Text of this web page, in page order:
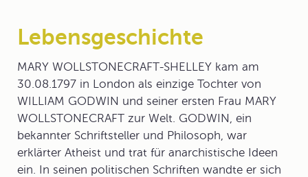
Lebensgeschichte
MARY WOLLSTONECRAFT-SHELLEY kam am
30.08.1797 in London als einzige Tochter von
WILLIAM GODWIN und seiner ersten Frau MARY
WOLLSTONECRAFT zur Welt. GODWIN, ein
bekannter Schriftsteller und Philosoph, war
erklärter Atheist und trat für anarchistische Ideen
ein. In seinen politischen Schriften wandte er sich